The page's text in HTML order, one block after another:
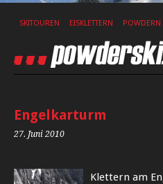
SKITOUREN EISKLETTERN POWDERN
Engelkarturm
27. Juni 2010
Klettern am